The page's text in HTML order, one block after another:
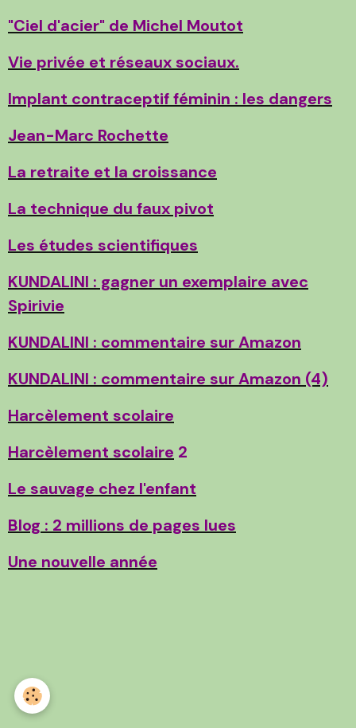
"Ciel d'acier" de Michel Moutot
Vie privée et réseaux sociaux.
Implant contraceptif féminin : les dangers
Jean-Marc Rochette
La retraite et la croissance
La technique du faux pivot
Les études scientifiques
KUNDALINI : gagner un exemplaire avec
Spirivie
KUNDALINI : commentaire sur Amazon
KUNDALINI : commentaire sur Amazon (4)
Harcèlement scolaire
Harcèlement scolaire 2
Le sauvage chez l'enfant
Blog : 2 millions de pages lues
Une nouvelle année